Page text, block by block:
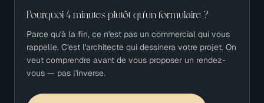
Pourquoi 4 minutes plutôt qu'un formulaire ?
Parce qu'à la fin, ce n'est pas un commercial qui vous
rappelle. C'est l'architecte qui dessinera votre projet. On
veut comprendre avant de vous proposer un rendez-
vous — pas l'inverse.